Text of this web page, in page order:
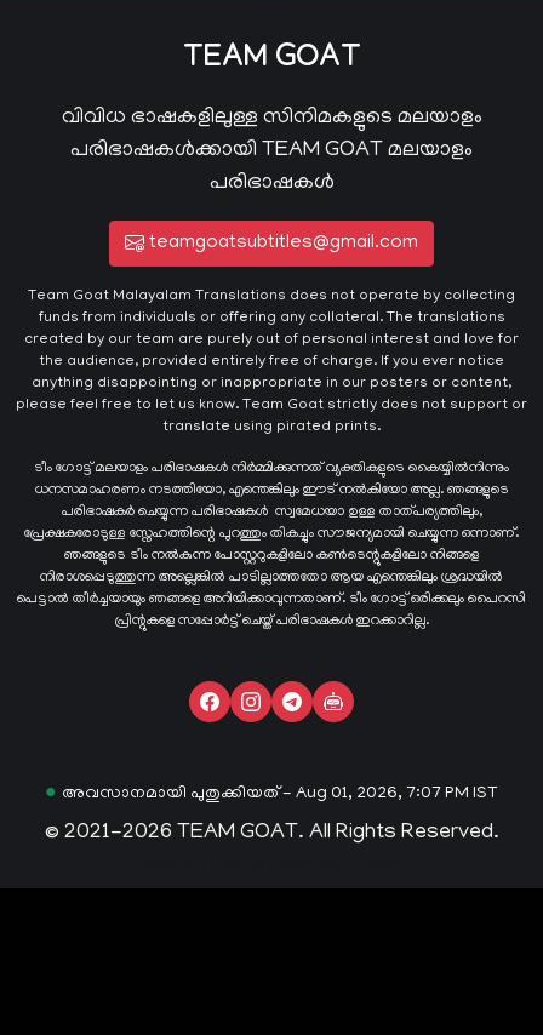
TEAM GOAT
വിവിധ ഭാഷകളിലുള്ള സിനിമകളുടെ മലയാളം
പരിഭാഷകൾക്കായി TEAM GOAT മലയാളം
പരിഭാഷകൾ
teamgoatsubtitles@gmail.com
Team Goat Malayalam Translations does not operate by collecting
funds from individuals or offering any collateral. The translations
created by our team are purely out of personal interest and love for
the audience, provided entirely free of charge. If you ever notice
anything disappointing or inappropriate in our posters or content,
please feel free to let us know. Team Goat strictly does not support or
translate using pirated prints.
ടീം ഗോട്ട് മലയാളം പരിഭാഷകൾ നിർമ്മിക്കുന്നത് വ്യക്തികളുടെ കൈയ്യില്‍നിന്നും
ധനസമാഹരണം നടത്തിയോ, എന്തെങ്കിലും ഈട് നൽകിയോ അല്ല. ഞങ്ങളുടെ
പരിഭാഷകർ ചെയ്യുന്ന പരിഭാഷകള്‍ സ്വമേധയാ ഉള്ള താത്പര്യത്തിലും,
പ്രേക്ഷകരോടുള്ള സ്നേഹത്തിന്റെ പുറത്തും തികച്ചും സൗജന്യമായി ചെയ്യുന്ന ഒന്നാണ്.
ഞങ്ങളുടെ ടീം നൽകുന്ന പോസ്റ്ററുകളിലോ കൺടെന്റുകളിലോ നിങ്ങളെ
നിരാശപ്പെടുത്തുന്ന അല്ലെങ്കിൽ പാടില്ലാത്തതോ ആയ എന്തെങ്കിലും ശ്രദ്ധയിൽ
പെട്ടാൽ തീർച്ചയായും ഞങ്ങളെ അറിയിക്കാവുന്നതാണ്. ടീം ഗോട്ട് ഒരിക്കലും പൈറസി
പ്രിന്റുകളെ സപ്പോർട്ട് ചെയ്ത് പരിഭാഷകൾ ഇറക്കാറില്ല.
● അവസാനമായി പുതുക്കിയത് - Aug 01, 2026, 7:07 PM IST
© 2021-2026 TEAM GOAT. All Rights Reserved.